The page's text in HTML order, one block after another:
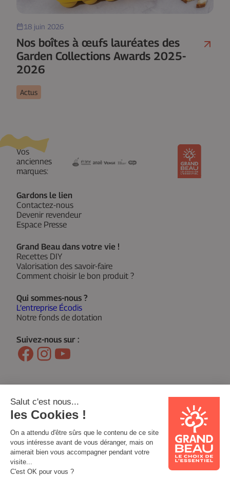
18 juin 2026
Nos boîtes à œufs lauréates des
Garden Collections Awards 2025-
2026
Actus
Vos
anciennes
marques:
Gardons le lien
Contactez-nous
Devenir revendeur
Espace Presse
Grand Beau dans votre vie !
Recettes DIY
Valorisation des savoir-faire
Comment choisir le bon produit ?
Qui sommes-nous ?
L’entreprise Écodis
Notre fonds de dotation
Suivez-nous sur :
Facebook
Instagram
YouTube
© 2026 Grand Beau
Mentions légalesPolitique de confidentialité Support